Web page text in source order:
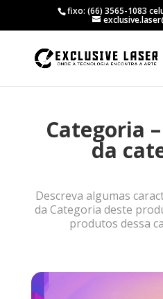
fixo: (66) 3565-1083
Categoria
da
Descreva algumas
da Categoria deste
produtos dessa